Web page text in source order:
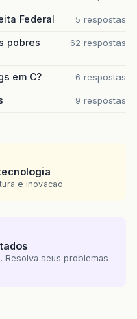
Federal 5 respostas
pobres
62 respostas
em C? 6 respostas
9 respostas
e inovacao
Resolva seus problemas